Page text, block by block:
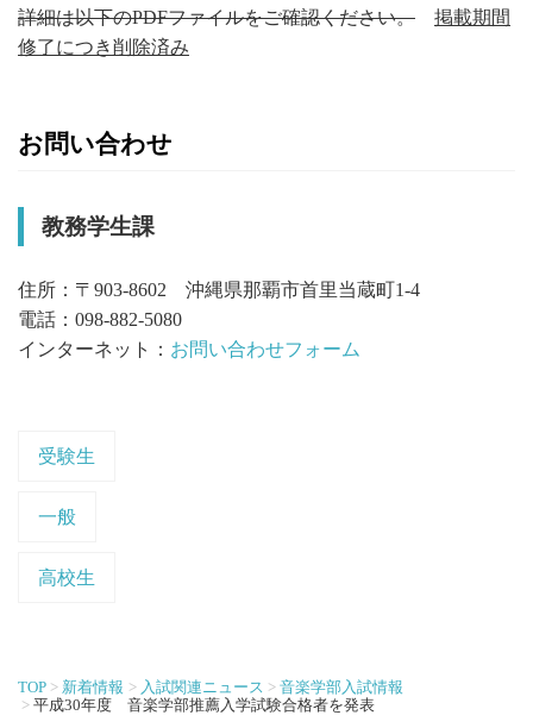
詳細は以下のPDFファイルをご確認ください。
掲載期間
修了につき削除済み
お問い合わせ
教務学生課
住所：〒903-8602 沖縄県那覇市首里当蔵町1-4
電話：098-882-5080
インターネット： お問い合わせフォーム
受験生
一般
高校生
TOP 新着情報 入試関連ニュース
音楽学部入試情報
平成30年度 音楽学部推薦入学試験合格者を発表